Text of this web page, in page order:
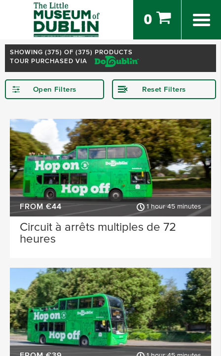
0
SHOWING (375) OF (375) PRODUCTS
TOUR PURCHASED VIA
Open Filters Reset Filters
STARTING IN
Dublin Kerry
Killarney Kilkenny
Donegal
Waterford Wicklow
Sligo
Longford Clare
Meath Kildare
Down Mayo
Howth Roscommon
SHOW MORE
SPECIAL
FROM €44 1 hour 45 minutes
Circuit à arrêts multiples de 72
heures